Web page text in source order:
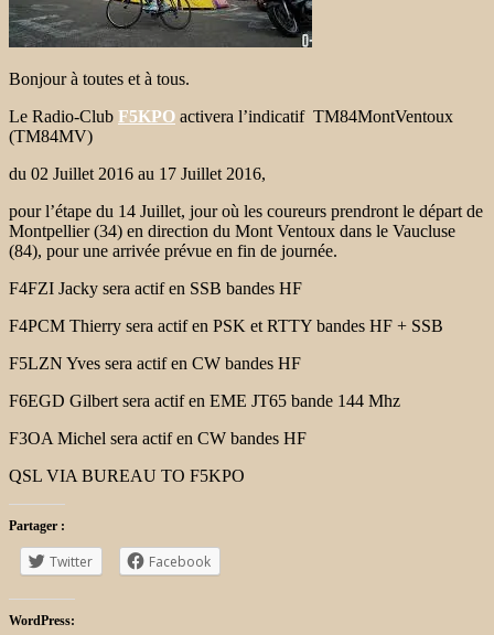
Bonjour à toutes et à tous.
Le Radio-Club F5KPO activera l’indicatif TM84MontVentoux
(TM84MV)
du 02 Juillet 2016 au 17 Juillet 2016,
pour l’étape du 14 Juillet, jour où les coureurs prendront le départ de
Montpellier (34) en direction du Mont Ventoux dans le Vaucluse
(84), pour une arrivée prévue en fin de journée.
F4FZI Jacky sera actif en SSB bandes HF
F4PCM Thierry sera actif en PSK et RTTY bandes HF + SSB
F5LZN Yves sera actif en CW bandes HF
F6EGD Gilbert sera actif en EME JT65 bande 144 Mhz
F3OA Michel sera actif en CW bandes HF
QSL VIA BUREAU TO F5KPO
Partager :
Twitter Facebook
WordPress: